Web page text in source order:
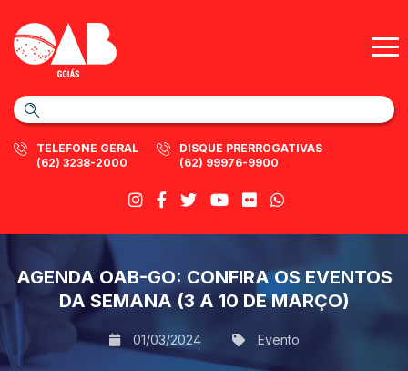
TELEFONE GERAL
(62) 3238-2000
DISQUE PRERROGATIVAS
(62) 99976-9900
AGENDA OAB-GO: CONFIRA OS EVENTOS
DA SEMANA (3 A 10 DE MARÇO)
01/03/2024 Evento